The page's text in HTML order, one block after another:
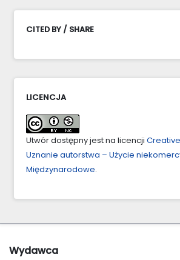
CITED BY / SHARE
LICENCJA
Utwór dostępny jest na licencji
Uznanie autorstwa – Użycie
Międzynarodowe.
Wydawca